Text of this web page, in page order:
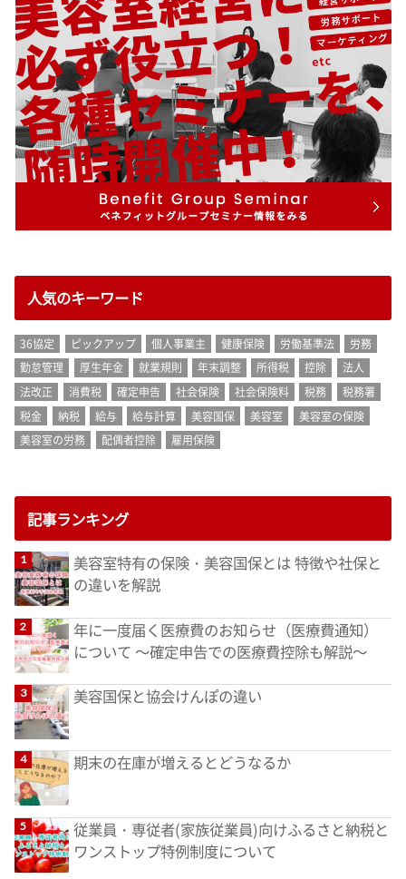
人気のキーワード
36協定 ピックアップ 個人事業主 健康保険 労働基準法
労務
勤怠管理
厚生年金 就業規則 年末調整 所得税 控除
法人
法改正
消費税 確定申告 社会保険 社会保険料 税務
税務署
税金
納税 給与 給与計算 美容国保 美容室
美容室の保険
美容室の労務
配偶者控除 雇用保険
記事ランキング
美容室特有の保険・美容国保とは 特徴や社保と
の違いを解説
年に一度届く医療費のお知らせ（医療費通知）
について ～確定申告での医療費控除も解説～
美容国保と協会けんぽの違い
期末の在庫が増えるとどうなるか
従業員・専従者(家族従業員)向けふるさと納税と
ワンストップ特例制度について